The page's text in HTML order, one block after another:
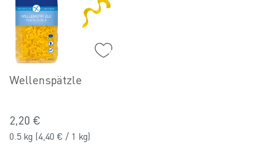
Wellenspätzle
2,20 €
0.5 kg (4,40 € / 1 kg)